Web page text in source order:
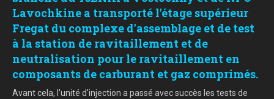
Lavochkine a transporté l'étage supérieur
Fregat du complexe d'assemblage et de test
à la station de ravitaillement et de
neutralisation pour le ravitaillement en
composants de carburant et gaz comprimés.
Avant cela, l'unité d'injection a passé avec succès les tests de